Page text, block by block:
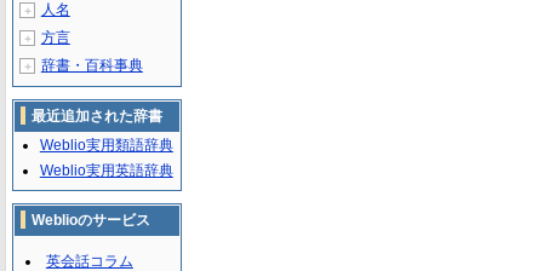
＋ 人名
＋ 方言
＋ 辞書・百科事典
最近追加された辞書
Weblio実用類語辞典
Weblio実用英語辞典
Weblioのサービス
英会話コラム